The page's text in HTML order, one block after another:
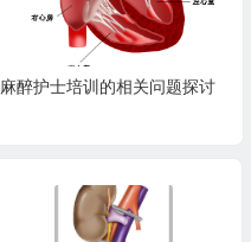
麻醉护士培训的相关问题探讨